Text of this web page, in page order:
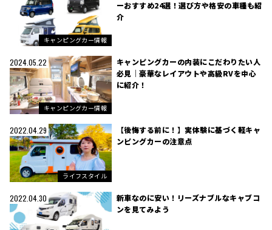
キャンピングカー情報
ーおすすめ24選！選び方や格安の車種も紹
介
2024.05.22
キャンピングカー情報
キャンピングカーの内装にこだわりたい人
必見｜豪華なレイアウトや高級RVを中心
に紹介！
2022.04.29
ライフスタイル
【後悔する前に！】実体験に基づく軽キャ
ンピングカーの注意点
2022.04.30
新車なのに安い！リーズナブルなキャブコ
ンを見てみよう